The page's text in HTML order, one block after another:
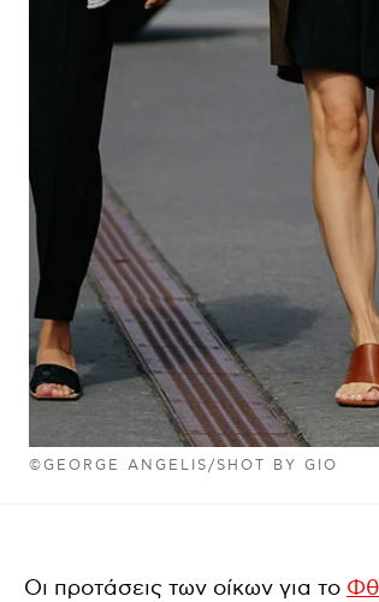
©GEORGE ANGELIS/SHOT BY GIO
Οι προτάσεις των οίκων για το